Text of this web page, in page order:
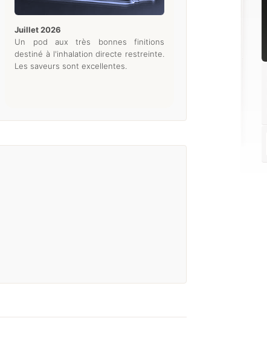
juillet 2026
Un pod aux très bonnes finitions
destiné à l'inhalation directe restreinte.
Les saveurs sont excellentes.